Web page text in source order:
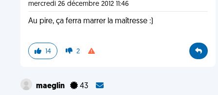
mercredi 26 décembre 2012 11:46
Au pire, ça ferra marrer la maîtresse :)
14 2
maeglin 43